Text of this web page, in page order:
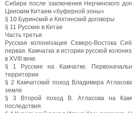
Сибири после заключения Нерчинского
Цииским Китаем «буферной зоны»
§ 10 Буринский и Кяхтинский договоры
§ 11 Русские в Китае
Часть третья
Русская колонизация Северо-Востока
первая. Камчатка в истории русской
в XVIII веке
§ 1 Русские на Камчатке.
территории
§ 2 Камчатский поход Владимира
земле
§ 3 Второй поход В. Атласова на
последствия